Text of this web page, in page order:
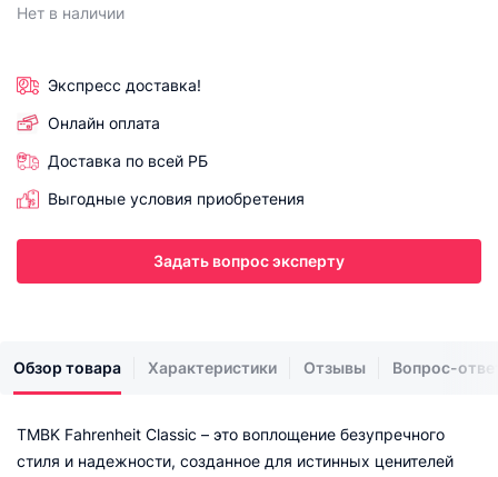
Нет в наличии
Экспресс доставка!
Онлайн оплата
Доставка по всей РБ
Выгодные условия приобретения
Задать вопрос эксперту
Обзор товара Характеристики Отзывы Вопрос-
TMBK Fahrenheit Classic – это воплощение безупречного
стиля и надежности, созданное для истинных ценителей